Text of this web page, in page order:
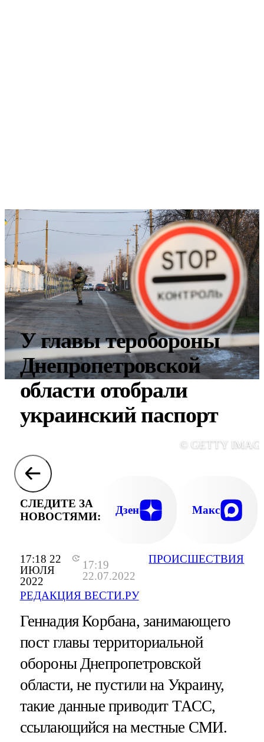
17:18 22
ИЮЛЯ
2022
17:19
22.07.2022
РЕДАКЦИЯ ВЕСТИ.РУ
ПРОИСШЕСТВИЯ
У главы теробороны
Днепропетровской
области отобрали
украинский паспорт
© GETTY
СЛЕДИТЕ ЗА
НОВОСТЯМИ:
Дзен Макс
Геннадия Корбана, занимающего
пост главы территориальной
обороны Днепропетровской
области, не пустили на Украину,
такие данные приводит ТАСС,
ссылающийся на местные СМИ.